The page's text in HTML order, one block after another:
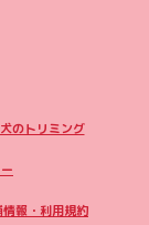
のトリミング
情報・利用規約